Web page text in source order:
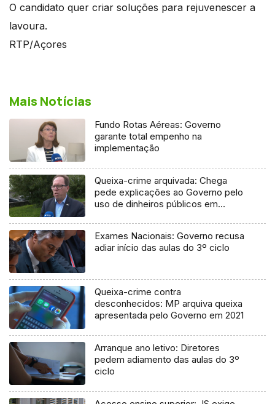
O candidato quer criar soluções para rejuvenescer a
lavoura.
RTP/Açores
Mais Notícias
Fundo Rotas Aéreas: Governo
garante total empenho na
implementação
Queixa-crime arquivada: Chega
pede explicações ao Governo pelo
uso de dinheiros públicos em
Exames Nacionais: Governo recusa
adiar início das aulas do 3º ciclo
Queixa-crime contra
desconhecidos: MP arquiva queixa
apresentada pelo Governo em 2021
Arranque ano letivo: Diretores
pedem adiamento das aulas do 3º
ciclo